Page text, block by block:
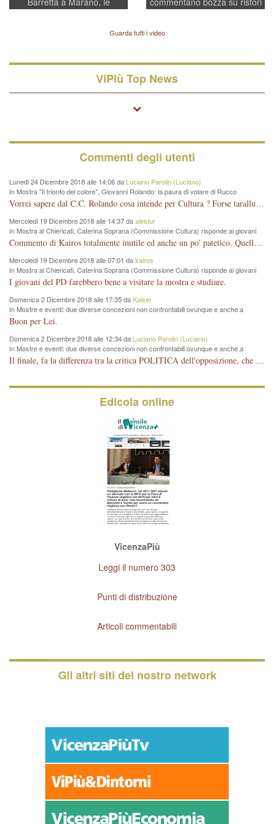
indagini dei carabinieri di
quelle di... Barbara D'Urso
BPVi e Veneto Banca
Guarda tutti i video
ViPiù Top News
Commenti degli utenti
Lunedi 24 Dicembre 2018 alle 14:06 da Luciano Parolin (Luciano)
In Mostra "Il trionfo del colore", Giovanni Rolando: la paura di volare di Rucco
Vorrei sapere dal C.C. Rolando cosa intende per Cultura ? Forse tarallucci, vino e sagre, o spaghetti tricolori del PD ? Il continuo (s)parlare della mostra a Palazzo Chiericati caro consigliere DANNEGGIA FORTEMENTE l'immagine della città TUTTA e fa deviare i consensi che in RUSSIA (badi bene ex U.R.S.S.) sono ECCELLENTI. A livello artistico l'evento è di alta Valenza culturale, COMPITO di Tutta la Cittadinanza fare il possibile per propagandare l'iniziativa senza farne UN CASO PARTITICO come fa Lei da sempre. Meno Gazebo + Partecipazione! E così sia. Amen.
Mercoledi 19 Dicembre 2018 alle 14:37 daalesfur
In Mostra al Chiericati, Caterina Soprana (Commissione Cultura) risponde ai giovani
del Pd: "realizzata a costo zero per il Comune"
Commento di Kairos totalmente inutile ed anche un po' patetico. Quella che è completamente mancata è stata la promozione internazionale dell'evento effettuata da chi lo sa fare, l'amministrazione in questo è stata totalmente assente relegando al provincialismo una mostra che meritava ben altre platee ed i risultati sono sotto gli occhi di tutti. Su questo bisogna parlare, il fatto di averla organizzata al Chiericati certo non ha aiutato ma è un aspetto secondario rispetto a quello della promozione. In città con le mostre organizzate da Goldin - che certo ha fatto principalmente i suoi interessi, ma ne ha comunque beneficiato la città in immagine e commercio per il centro - arrivavano giornalmente pullman carichi di turisti. Dove sono i turisti ora?
Mercoledi 19 Dicembre 2018 alle 07:01 dakairos
In Mostra al Chiericati, Caterina Soprana (Commissione Cultura) risponde ai giovani
del Pd: "realizzata a costo zero per il Comune"
I giovani del PD farebbero bene a visitare la mostra e studiare.
Domenica 2 Dicembre 2018 alle 17:35 daKaiser
In Mostre e eventi: due diverse concezioni non confrontabili ovunque e anche a
Vicenza
Buon per Lei.
Domenica 2 Dicembre 2018 alle 12:34 da Luciano Parolin (Luciano)
In Mostre e eventi: due diverse concezioni non confrontabili ovunque e anche a
Vicenza
Il finale, fa la differenza tra la critica POLITICA dell'opposizione, che ha perso le elezioni ed è minoranza e non trova altri argomenti per politicizzare sul sito qua o là ? La critica d'arte invece è un'altra cosa che lascio agli altri. Per ora mi basta la lezione magistrale del prof. Giulianati.
Edicola online
VicenzaPiù
Leggi il numero 303
Punti di distribuzione
Articoli commentabili
Gli altri siti del nostro network